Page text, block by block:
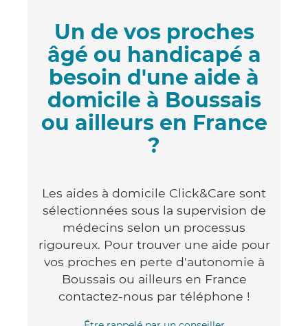
Un de vos proches
âgé ou handicapé a
besoin d'une aide à
domicile à Boussais
ou ailleurs en France
?
Les aides à domicile Click&Care sont
sélectionnées sous la supervision de
médecins selon un processus
rigoureux. Pour trouver une aide pour
vos proches en perte d'autonomie à
Boussais ou ailleurs en France
contactez-nous par téléphone !